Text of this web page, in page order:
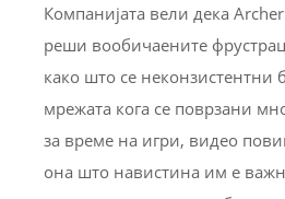
Компанијата вели дека
реши вообичаените
како што се неконзистентни
мрежата кога се поврзани
за време на игри, видео
она што навистина им е